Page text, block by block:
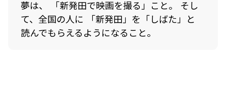
夢は、 「新発田で映画を撮る」こと。 そし
て、全国の人に 「新発田」を「しばた」と
読んでもらえるようになること。